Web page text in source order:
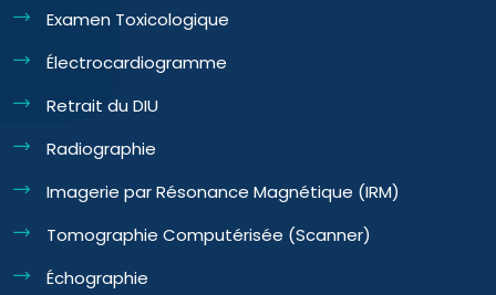
Examen Toxicologique
Électrocardiogramme
Retrait du DIU
Radiographie
Imagerie par Résonance Magnétique (IRM)
Tomographie Computérisée (Scanner)
Échographie